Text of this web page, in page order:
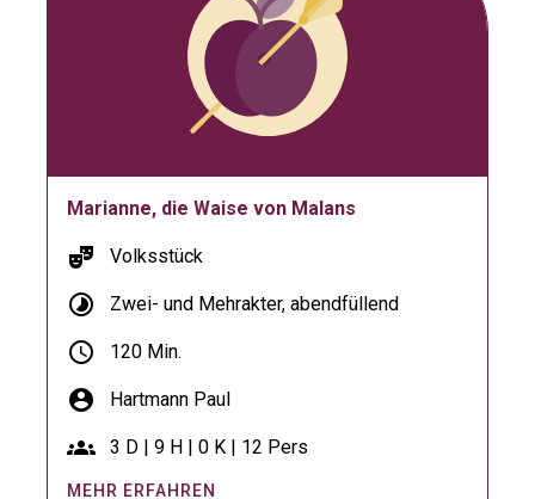
Marianne, die Waise von Malans
theater_comedy Volksstück
timelapse Zwei- und Mehrakter, abendfüllend
schedule 120 Min.
account_circle Hartmann Paul
groups 3 D | 9 H | 0 K | 12 Pers
MEHR ERFAHREN